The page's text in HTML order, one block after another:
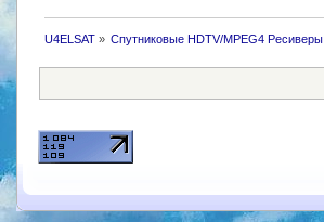
U4ELSAT» Спутниковые HDTV/MPEG4 Ресиверы